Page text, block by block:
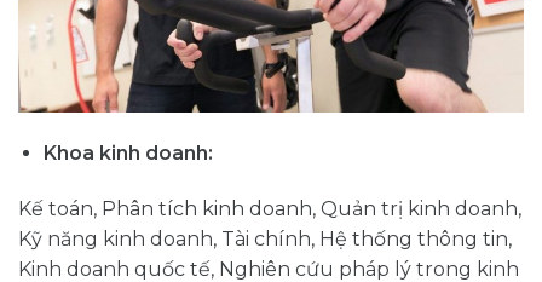
Khoa kinh doanh:
Kế toán, Phân tích kinh doanh, Quản trị kinh doanh,
Kỹ năng kinh doanh, Tài chính, Hệ thống thông tin,
Kinh doanh quốc tế, Nghiên cứu pháp lý trong kinh